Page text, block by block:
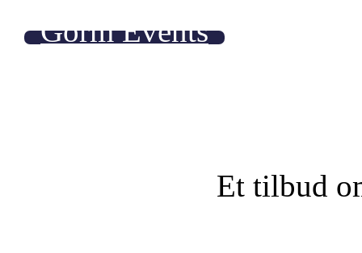
Gorm Events
Et tilbud